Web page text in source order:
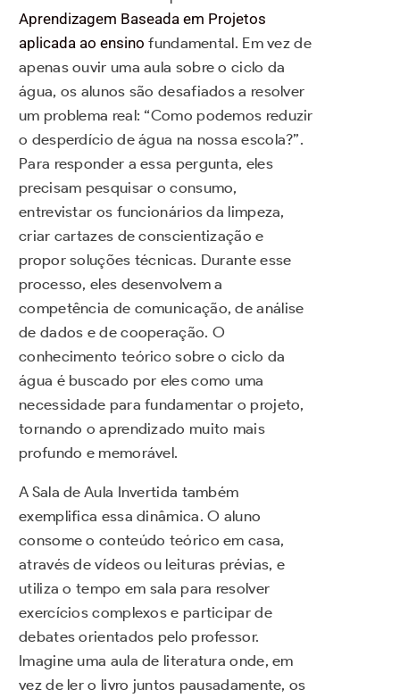
Aprendizagem Baseada em Projetos
aplicada ao ensino fundamental. Em vez de
apenas ouvir uma aula sobre o ciclo da
água, os alunos são desafiados a resolver
um problema real: “Como podemos reduzir
o desperdício de água na nossa escola?”.
Para responder a essa pergunta, eles
precisam pesquisar o consumo,
entrevistar os funcionários da limpeza,
criar cartazes de conscientização e
propor soluções técnicas. Durante esse
processo, eles desenvolvem a
competência de comunicação, de análise
de dados e de cooperação. O
conhecimento teórico sobre o ciclo da
água é buscado por eles como uma
necessidade para fundamentar o projeto,
tornando o aprendizado muito mais
profundo e memorável.
A Sala de Aula Invertida também
exemplifica essa dinâmica. O aluno
consome o conteúdo teórico em casa,
através de vídeos ou leituras prévias, e
utiliza o tempo em sala para resolver
exercícios complexos e participar de
debates orientados pelo professor.
Imagine uma aula de literatura onde, em
vez de ler o livro juntos pausadamente, os